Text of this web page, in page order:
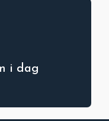
i dag